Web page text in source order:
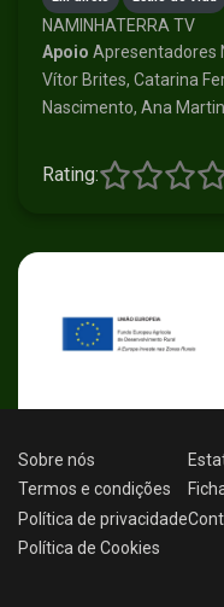
NAMINHATERRA TV
Apoio Apresentadores
Vítor Brites, Catarina
Nascimento, Ana
Rating:
Sobre nós
Termos e condições
Política de privacidade
Política de Cookies